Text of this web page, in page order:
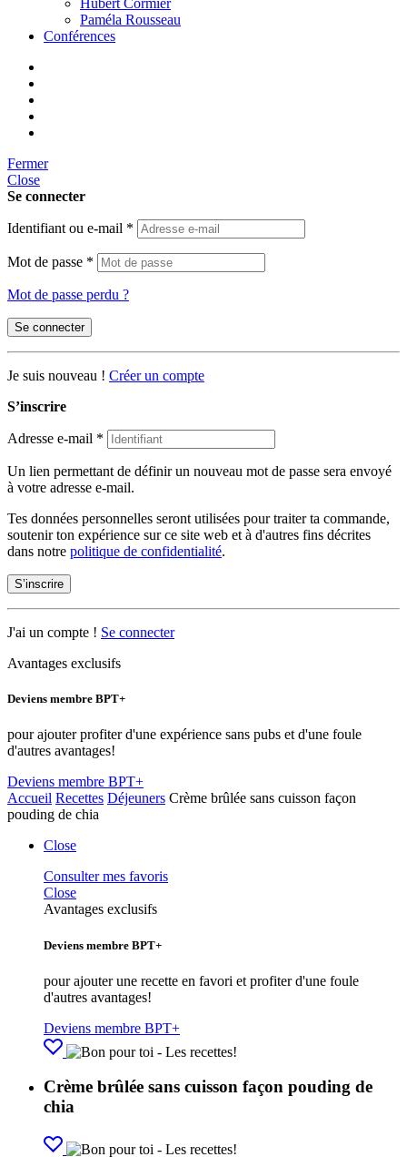
Hubert Cormier
Paméla Rousseau
Conférences
Fermer
Close
Se connecter
Identifiant ou e-mail *
Mot de passe *
Mot de passe perdu ?
Se connecter
Je suis nouveau ! Créer un compte
S’inscrire
Adresse e-mail *
Un lien permettant de définir un nouveau mot de passe sera envoyé
à votre adresse e-mail.
Tes données personnelles seront utilisées pour traiter ta commande,
soutenir ton expérience sur ce site web et à d'autres fins décrites
dans notre politique de confidentialité.
S’inscrire
J'ai un compte ! Se connecter
Avantages exclusifs
Deviens membre BPT+
pour ajouter profiter d'une expérience sans pubs et d'une foule
d'autres avantages!
Deviens membre BPT+
Accueil Recettes Déjeuners Crème brûlée sans cuisson façon
pouding de chia
Close
Consulter mes favoris
Close
Avantages exclusifs
Deviens membre BPT+
pour ajouter une recette en favori et profiter d'une foule
d'autres avantages!
Deviens membre BPT+
Crème brûlée sans cuisson façon pouding de
chia